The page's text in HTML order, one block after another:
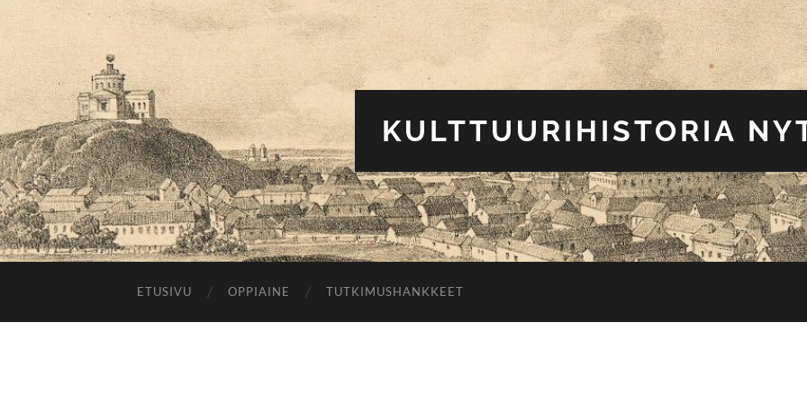
KULTTUURIHISTORIA
ETUSIVU OPPIAINE TUTKIMUSHANKKEET